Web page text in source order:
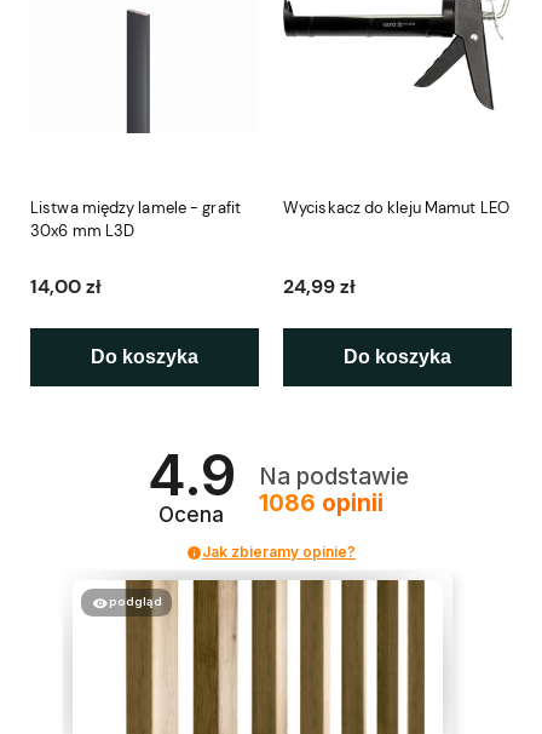
Listwa między lamele - grafit
30x6 mm L3D
14,00 zł
Do koszyka
Wyciskacz do kleju Mamut LEO
24,99 zł
Do koszyka
4.9
Ocena
Na podstawie
1086 opinii
Jak zbieramy opinie?
podgląd